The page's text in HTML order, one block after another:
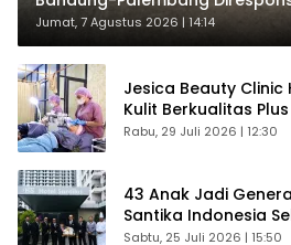
Penumpang
Jumat, 7 Agustus 2026 | 14:14
Jesica Beauty
Kulit Berkualitas
Rabu, 29 Juli 2026 | 12:30
43 Anak Jadi
Santika Indonesia
Sabtu, 25 Juli 2026 | 15:50